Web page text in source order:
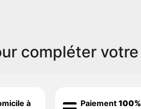
compléter
à
Paiement